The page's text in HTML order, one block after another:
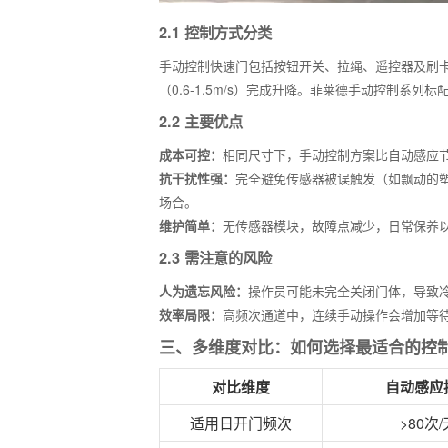
2.1 控制方式分类
手动控制快速门包括按钮开关、拉绳、遥控器及
（0.6-1.5m/s）完成升降。菲莱德手动控制系列标
2.2 主要优点
成本可控： 相同尺寸下，手动控制方案比自动感应
抗干扰性强： 完全避免传感器被误触发（如飘动的
场合。
维护简单： 无传感器模块，故障点减少，日常保养
2.3 需注意的风险
人为遗忘风险： 操作员可能未完全关闭门体，导致
效率局限： 高频次通道中，连续手动操作会增加等
三、多维度对比：如何选择最适合的控
对比维度 自动感应
适用日开门频次
>80次/